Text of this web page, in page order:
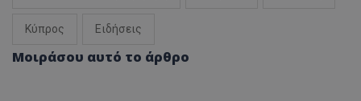
Κύπρος Ειδήσεις
Μοιράσου αυτό το άρθρο